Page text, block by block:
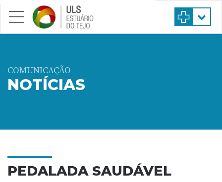
Saltar para conteúdo principal
COMUNICAÇÃO
NOTÍCIAS
PEDALADA SAUDÁVEL